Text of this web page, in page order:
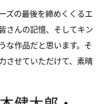
ズの最後を締めくくるエ
さんの記憶、そしてキン
な作品だと思います。そ
させていただけて、素晴